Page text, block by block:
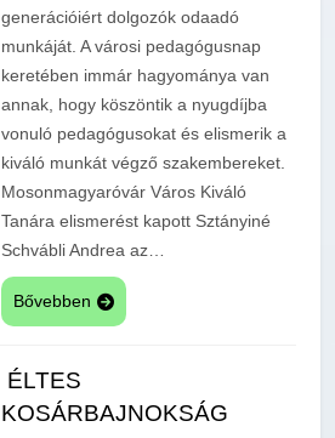
generációiért dolgozók odaadó
munkáját. A városi pedagógusnap
keretében immár hagyománya van
annak, hogy köszöntik a nyugdíjba
vonuló pedagógusokat és elismerik a
kiváló munkát végző szakembereket.
Mosonmagyaróvár Város Kiváló
Tanára elismerést kapott Sztányiné
Schvábli Andrea az…
Bővebben
ÉLTES
KOSÁRBAJNOKSÁG